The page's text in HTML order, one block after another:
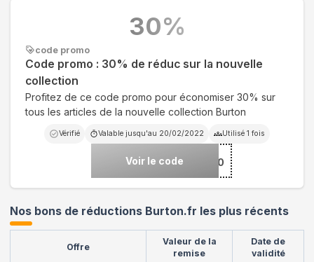
code promo
Code promo : 30% de réduc sur la nouvelle
collection
Profitez de ce code promo pour économiser 30% sur
tous les articles de la nouvelle collection Burton
Vérifié Valable jusqu'au 20/02/2022 Utilisé 1 fois
Voir le code ***30
30%
Nos bons de réductions Burton.fr les plus récents
Offre
Valeur de la
remise
Date de
validité